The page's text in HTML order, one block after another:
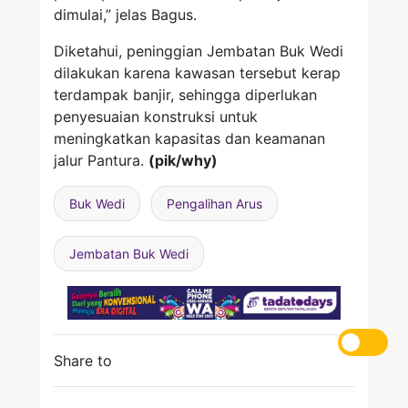
dimulai,” jelas Bagus.
Diketahui, peninggian Jembatan Buk Wedi
dilakukan karena kawasan tersebut kerap
terdampak banjir, sehingga diperlukan
penyesuaian konstruksi untuk
meningkatkan kapasitas dan keamanan
jalur Pantura. (pik/why)
Buk Wedi Pengalihan Arus
Jembatan Buk Wedi
Share to